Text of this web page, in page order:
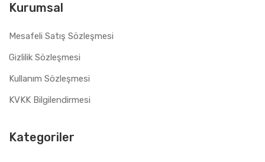
Kurumsal
Mesafeli Satış Sözleşmesi
Gizlilik Sözleşmesi
Kullanım Sözleşmesi
KVKK Bilgilendirmesi
Kategoriler